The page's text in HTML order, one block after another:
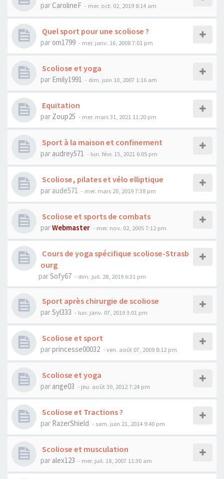
par CarolineF - mer. oct. 02, 2019 8:14 am
Quel sport pour une scoliose ?
par om1799 - mer. janv. 16, 2008 7:01 pm
Scoliose et yoga
par Emily1991 - dim. juin 10, 2007 1:16 am
Equitation
par Zoup25 - mer. mars 31, 2021 11:20 pm
Sport à la maison et confinement
par audrey571 - lun. févr. 15, 2021 6:05 pm
Scoliose, pilates et vélo elliptique
par aude571 - mer. mars 20, 2019 7:38 pm
Scoliose et sports de combats
parWebmaster - mer. nov. 02, 2005 7:12 pm
Cours de yoga spécifique scoliose-Strasb
ourg
parSofy67 - dim. juil. 28, 2019 6:31 pm
Sport après chirurgie de scoliose
parSyl333 - lun. janv. 07, 2019 3:01 pm
Scoliose et sport
parprincesse00032 - ven. août 07, 2009 8:12 pm
Scoliose et yoga
par ange03 - jeu. août 30, 2012 7:24 pm
Scoliose et Tractions ?
par RazerShield - sam. juin 21, 2014 9:40 pm
Scoliose et musculation
par alex123 - mer. juil. 18, 2007 11:30 am